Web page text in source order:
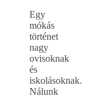
Egy
mókás
történet
nagy
ovisoknak
és
iskolásoknak.
Nálunk